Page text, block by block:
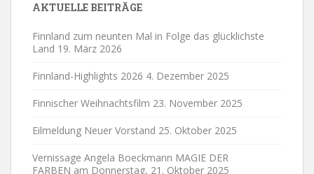
AKTUELLE BEITRÄGE
Finnland zum neunten Mal in Folge das glücklichste
Land 19. März 2026
Finnland-Highlights 2026 4. Dezember 2025
Finnischer Weihnachtsfilm 23. November 2025
Eilmeldung Neuer Vorstand 25. Oktober 2025
Vernissage Angela Boeckmann MAGIE DER
FARBEN am Donnerstag, 21. Oktober 2025